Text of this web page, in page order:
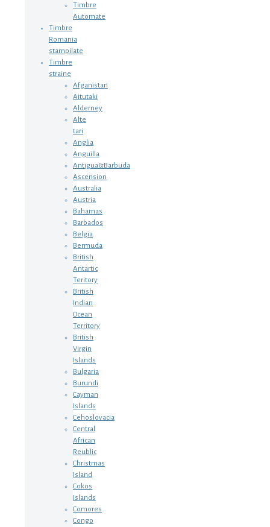
Timbre
Automate
Timbre
Romania
stampilate
Timbre
straine
Afganistan
Aitutaki
Alderney
Alte
tari
Anglia
Anguilla
Antigua&Barbuda
Ascension
Australia
Austria
Bahamas
Barbados
Belgia
Bermuda
British
Antartic
Teritory
British
Indian
Ocean
Territory
British
Virgin
Islands
Bulgaria
Burundi
Cayman
Islands
Cehoslovacia
Central
African
Reublic
Christmas
Island
Cokos
Islands
Comores
Congo